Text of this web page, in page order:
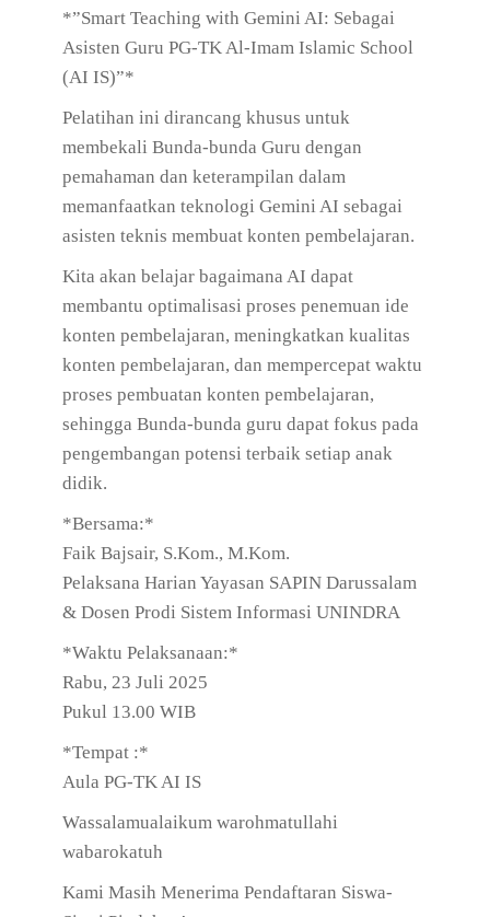
*”Smart Teaching with Gemini AI: Sebagai
Asisten Guru PG-TK Al-Imam Islamic School
(AI IS)”*
Pelatihan ini dirancang khusus untuk
membekali Bunda-bunda Guru dengan
pemahaman dan keterampilan dalam
memanfaatkan teknologi Gemini AI sebagai
asisten teknis membuat konten pembelajaran.
Kita akan belajar bagaimana AI dapat
membantu optimalisasi proses penemuan ide
konten pembelajaran, meningkatkan kualitas
konten pembelajaran, dan mempercepat waktu
proses pembuatan konten pembelajaran,
sehingga Bunda-bunda guru dapat fokus pada
pengembangan potensi terbaik setiap anak
didik.
*Bersama:*
Faik Bajsair, S.Kom., M.Kom.
Pelaksana Harian Yayasan SAPIN Darussalam
& Dosen Prodi Sistem Informasi UNINDRA
*Waktu Pelaksanaan:*
Rabu, 23 Juli 2025
Pukul 13.00 WIB
*Tempat :*
Aula PG-TK AI IS
Wassalamualaikum warohmatullahi
wabarokatuh
Kami Masih Menerima Pendaftaran Siswa-